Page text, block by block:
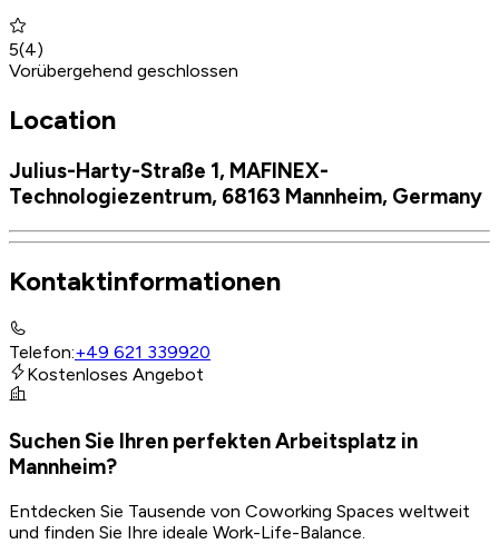
5(4)
Vorübergehend geschlossen
Location
Julius-Harty-Straße 1, MAFINEX-
Technologiezentrum, 68163 Mannheim, Germany
Kontaktinformationen
Telefon:+49 621 339920
Kostenloses Angebot
Suchen Sie Ihren perfekten Arbeitsplatz in
Mannheim?
Entdecken Sie Tausende von Coworking Spaces weltweit
und finden Sie Ihre ideale Work-Life-Balance.